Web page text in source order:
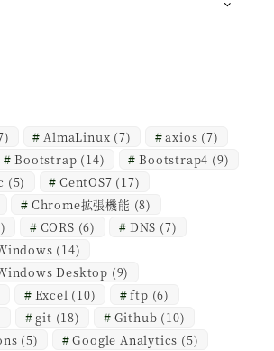
AlmaLinux (7) axios (7)
Bootstrap (14) Bootstrap4 (9)
(5) CentOS7 (17)
Chrome拡張機能 (8)
CORS (6) DNS (7)
(14)
Desktop (9)
Excel (10) ftp (6)
git (18) Github (10)
(5) Google Analytics (5)